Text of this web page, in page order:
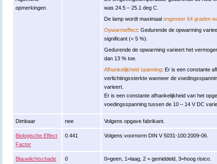
opmerkingen
was 24.5 – 25.1 deg C.
De lamp wordt maximaalongeveer 64 graden
Opwarmeffect: Gedurende de opwarming
significant (< 5 %).
Gedurende de opwarming varieert het
dan 13 % toe.
Afhankelijkheid spanning: Er is een constante
verlichtingssterkte wanneer de
varieert.
Er is een constante afhankelijkheid van het
voedingsspanning tussen de 10 – 14 V DC
Dimbaar nee Volgens opgave fabrikant.
Biologische Effect
Factor
0.441 Volgens voornorm DIN V 5031-100:2009-06.
Blauwlichtschade
0 0=geen, 1=laag, 2 = gemiddeld, 3=hoog risico.